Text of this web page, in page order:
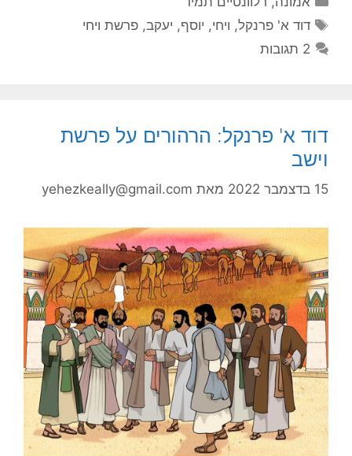
תגיות
דוד א' פרנקל, ויחי, יוסף, יעקב,פרשת ויחי
2 תגובות
דוד א' פרנקל: הרהורים על פרשת
וישב
15 בדצמבר 2022 מאת yehezkeally@gmail.com